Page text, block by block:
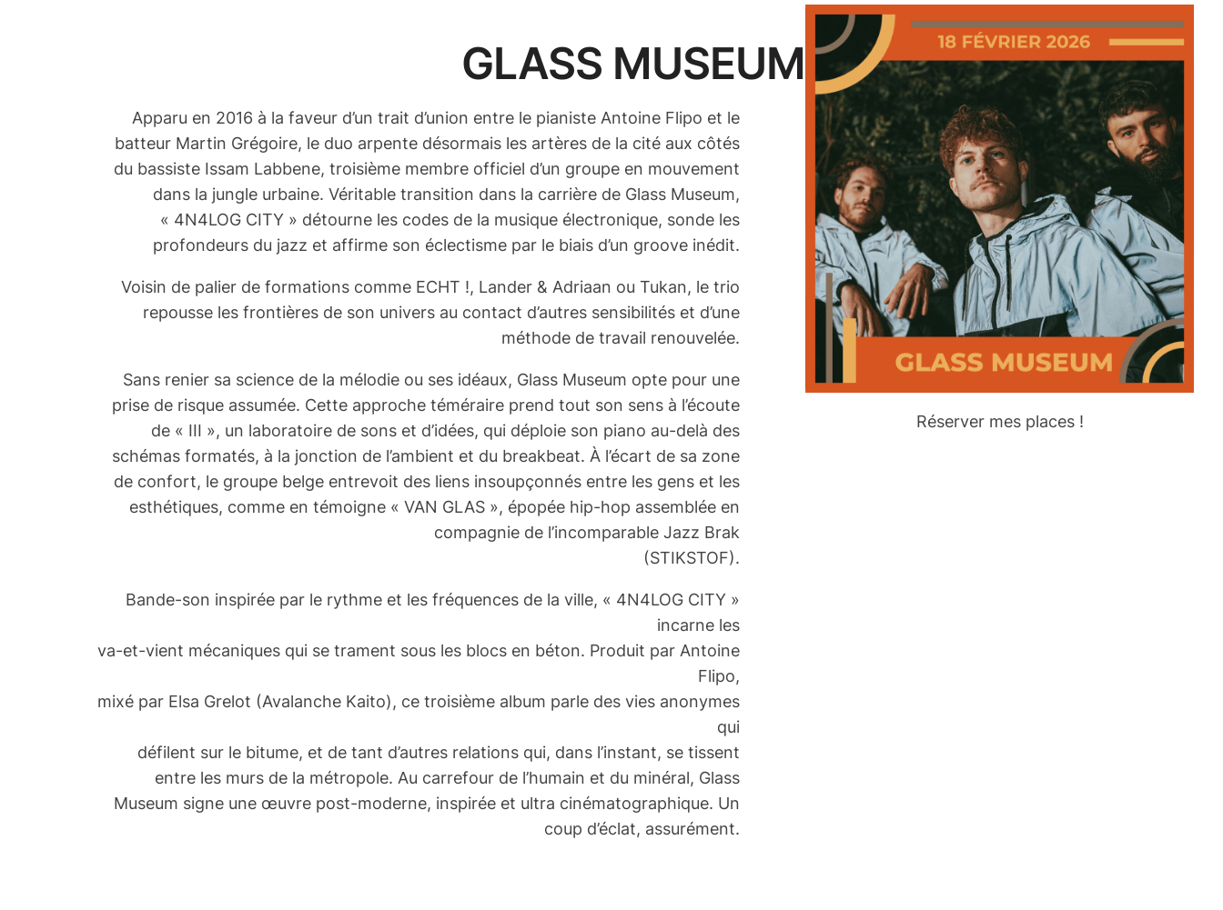
GLASS MUSEUM
Apparu en 2016 à la faveur d’un trait d’union entre le pianiste Antoine Flipo et le
batteur Martin Grégoire, le duo arpente désormais les artères de la cité aux côtés
du bassiste Issam Labbene, troisième membre officiel d’un groupe en mouvement
dans la jungle urbaine. Véritable transition dans la carrière de Glass Museum,
« 4N4LOG CITY » détourne les codes de la musique électronique, sonde les
profondeurs du jazz et affirme son éclectisme par le biais d’un groove inédit.
Voisin de palier de formations comme ECHT !, Lander & Adriaan ou Tukan, le trio
repousse les frontières de son univers au contact d’autres sensibilités et d’une
méthode de travail renouvelée.
Sans renier sa science de la mélodie ou ses idéaux, Glass Museum opte pour une
prise de risque assumée. Cette approche téméraire prend tout son sens à l’écoute
de « III », un laboratoire de sons et d’idées, qui déploie son piano au-delà des
schémas formatés, à la jonction de l’ambient et du breakbeat. À l’écart de sa zone
de confort, le groupe belge entrevoit des liens insoupçonnés entre les gens et les
esthétiques, comme en témoigne « VAN GLAS », épopée hip-hop assemblée en
compagnie de l’incomparable Jazz Brak
(STIKSTOF).
Bande-son inspirée par le rythme et les fréquences de la ville, « 4N4LOG CITY »
incarne les
va-et-vient mécaniques qui se trament sous les blocs en béton. Produit par Antoine
Flipo,
mixé par Elsa Grelot (Avalanche Kaito), ce troisième album parle des vies anonymes
qui
défilent sur le bitume, et de tant d’autres relations qui, dans l’instant, se tissent
entre les murs de la métropole. Au carrefour de l’humain et du minéral, Glass
Museum signe une œuvre post-moderne, inspirée et ultra cinématographique. Un
coup d’éclat, assurément.
Réserver mes places !